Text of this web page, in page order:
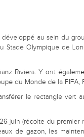
au sein du
Olympique de
Riviera. Y ont
du Monde de la FIFA,
le rectangle vert
juin (récolte du
de gazon, les